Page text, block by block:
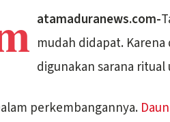
atamaduranews.com-
mudah didapat.
digunakan sarana
perkembangannya.